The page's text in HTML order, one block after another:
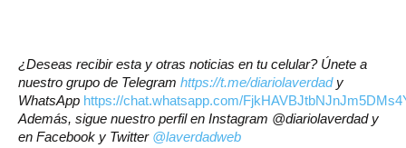
¿Deseas recibir esta y otras noticias en tu celular? Únete a
nuestro grupo de Telegram https://t.me/diariolaverdady
WhatsApp https://chat.whatsapp.com/
Además, sigue nuestro perfil en Instagram @diariolaverdad y
en Facebook y Twitter @laverdadweb